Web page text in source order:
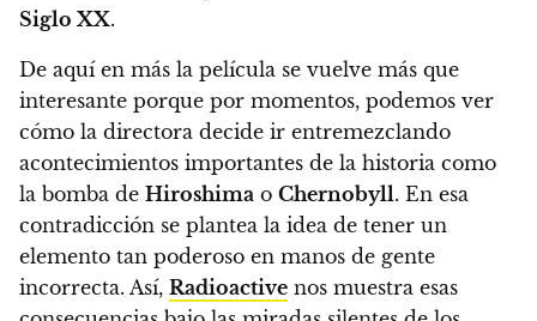
Siglo XX.
De aquí en más la película se vuelve más que
interesante porque por momentos, podemos ver
cómo la directora decide ir entremezclando
acontecimientos importantes de la historia como
la bomba de Hiroshima o Chernobyll. En esa
contradicción se plantea la idea de tener un
elemento tan poderoso en manos de gente
incorrecta. Así, Radioactive nos muestra esas